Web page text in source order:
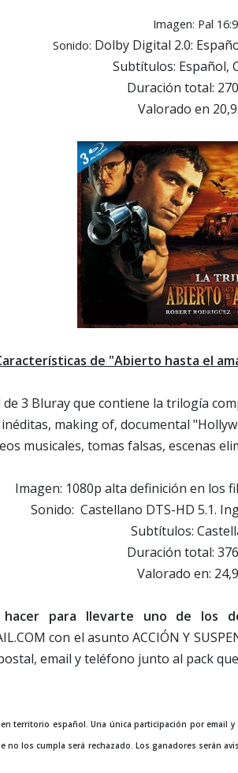
Imagen: Pal 16:9
Sonido: Dolby Digital 2.0:
Subtítulos: Español,
Duración total:
Valorado en
de "Abierto hasta el
3 Bluray que contiene la trilogía
making of, documental
musicales, tomas falsas, escenas
Imagen: 1080p alta definición en los
Sonido: Castellano DTS-HD 5.1.
Subtítulos:
Duración total:
Valorado en:
para llevarte uno de los
con el asunto ACCIÓN Y
email y teléfono junto al pack
territorio español. Una única participación por
no los cumpla será rechazado. Los ganadores serán